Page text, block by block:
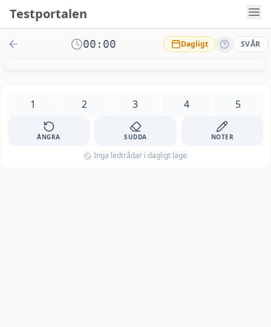
Testportalen
00:00 Dagligt SVÅR
1 2 3 4 5
ÅNGRA SUDDA NOTER
Inga ledtrådar i dagligt läge